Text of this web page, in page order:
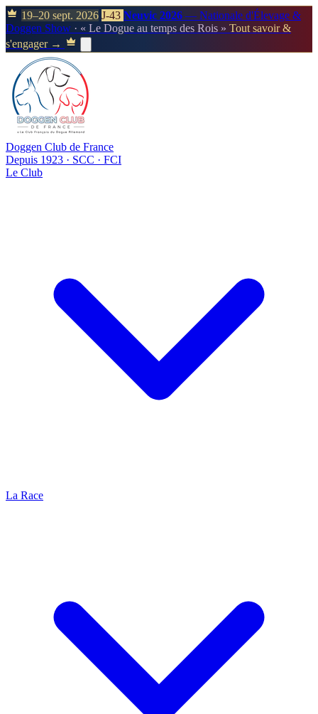
19–20 sept. 2026 J-43 Neuvic 2026 — Nationale d'Élevage &
Doggen Show · « Le Dogue au temps des Rois » Tout savoir &
s'engager →
Doggen Club de France
Depuis 1923 · SCC · FCI
Le Club
La Race